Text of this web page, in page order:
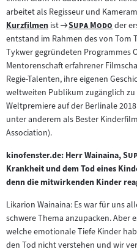
arbeitet als Regisseur und
Zum
Inhalt:
Kurzfilmen ist
Zum
Filmarchiv:
"
Supa Modo "
der
entstand im Rahmen des von Tom
Tykwer gegründeten Programmes
Mentorenschaft erfahrener
Regie-Talenten, ihre eigenen
weltweiten Publikum zugänglich zu
Weltpremiere auf der Berlinale
unter anderem als Bester
Association).
kinofenster.de: Herr Wainaina,"
Krankheit und dem Tod eines
denn die mitwirkenden Kinder
Likarion Wainaina: Es war für uns
schwere Thema anzupacken. Aber
welche emotionale Tiefe Kinder
den Tod nicht verstehen und wir